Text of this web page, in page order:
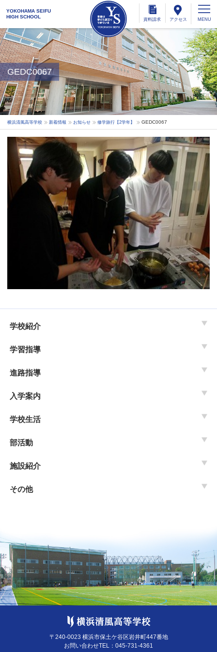
YOKOHAMA SEIFU
HIGH SCHOOL
資料請求 アクセス
GEDC0067
横浜清風高等学校 新着情報 お知らせ 修学旅行【2学年】 GEDC0067
学校紹介
学習指導
進路指導
入学案内
学校生活
部活動
施設紹介
その他
〒240-0023 横浜市保土ケ谷区岩井町447番地
お問い合わせTEL： 045-731-4361